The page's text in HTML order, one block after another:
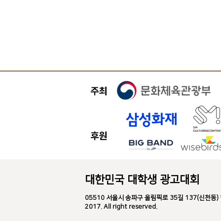
대한민국 대학생 광고대회
05510 서울시 송파구 올림픽로 35길 137(신천
2017. All right reserved.